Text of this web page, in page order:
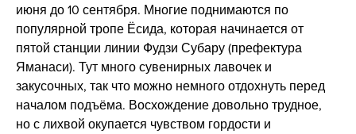
июня до 10 сентября. Многие поднимаются по
популярной тропе Ёсида, которая начинается от
пятой станции линии Фудзи Субару (префектура
Яманаси). Тут много сувенирных лавочек и
закусочных, так что можно немного отдохнуть перед
началом подъёма. Восхождение довольно трудное,
но с лихвой окупается чувством гордости и